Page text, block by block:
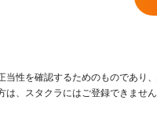
当性を確認するためのものであり
、スタクラにはご登録できません